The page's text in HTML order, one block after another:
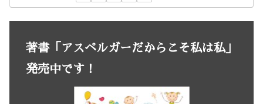
著書「アスペルガーだからこそ私は私」
発売中です！